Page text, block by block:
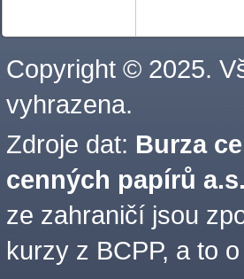
Copyright © 2025.
vyhrazena.
Zdroje dat: Burza
cenných papírů a.s.
ze zahraničí jsou
kurzy z BCPP, a to